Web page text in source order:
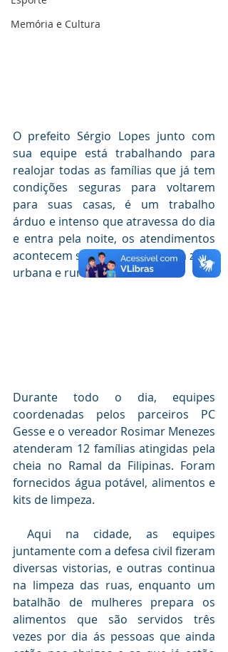
Memória e Cultura
O prefeito Sérgio Lopes junto com
sua equipe está trabalhando para
realojar todas as famílias que já tem
condições seguras para voltarem
para suas casas, é um trabalho
árduo e intenso que atravessa do dia
e entra pela noite, os atendimentos
acontecem simultaneamente na zona
urbana e rural.
Durante todo o dia, equipes
coordenadas pelos parceiros PC
Gesse e o vereador Rosimar Menezes
atenderam 12 famílias atingidas pela
cheia no Ramal da Filipinas. Foram
fornecidos água potável, alimentos e
kits de limpeza.
Aqui na cidade, as equipes
juntamente com a defesa civil fizeram
diversas vistorias, e outras continua
na limpeza das ruas, enquanto um
batalhão de mulheres prepara os
alimentos que são servidos três
vezes por dia ás pessoas que ainda